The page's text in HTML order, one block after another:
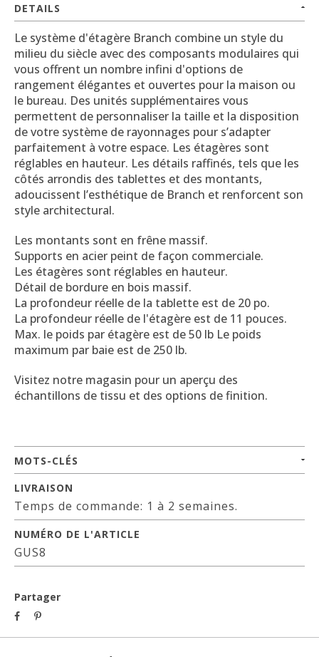
DETAILS
Le système d'étagère Branch combine un style du
milieu du siècle avec des composants modulaires qui
vous offrent un nombre infini d'options de
rangement élégantes et ouvertes pour la maison ou
le bureau. Des unités supplémentaires vous
permettent de personnaliser la taille et la disposition
de votre système de rayonnages pour s’adapter
parfaitement à votre espace. Les étagères sont
réglables en hauteur. Les détails raffinés, tels que les
côtés arrondis des tablettes et des montants,
adoucissent l’esthétique de Branch et renforcent son
style architectural.
Les montants sont en frêne massif.
Supports en acier peint de façon commerciale.
Les étagères sont réglables en hauteur.
Détail de bordure en bois massif.
La profondeur réelle de la tablette est de 20 po.
La profondeur réelle de l'étagère est de 11 pouces.
Max. le poids par étagère est de 50 lb Le poids
maximum par baie est de 250 lb.
Visitez notre magasin pour un aperçu des
échantillons de tissu et des options de finition.
MOTS-CLÉS
LIVRAISON
Temps de commande: 1 à 2 semaines.
NUMÉRO DE L'ARTICLE
GUS8
Partager